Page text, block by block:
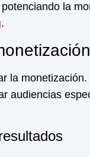
la
.
la monetización.
audiencias